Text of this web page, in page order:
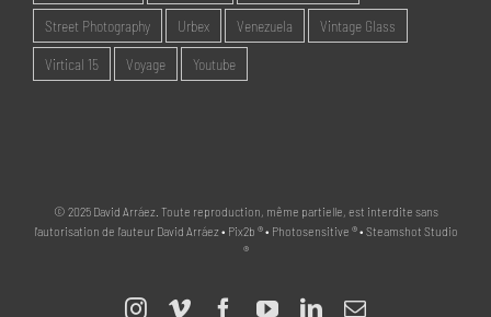
Street Photography Urbex Venezuela Vintage Glass
Virtical 15 Voyage Youtube
© 2025 David Arráez. Toute reproduction, même partielle, est interdite sans
l'autorisation de l'auteur David Arráez • Pix2b ® • Photosensitive ® • Steamshot Studio
®
Instagram
Vimeo Facebook
YouTubeLinkedIn
Email